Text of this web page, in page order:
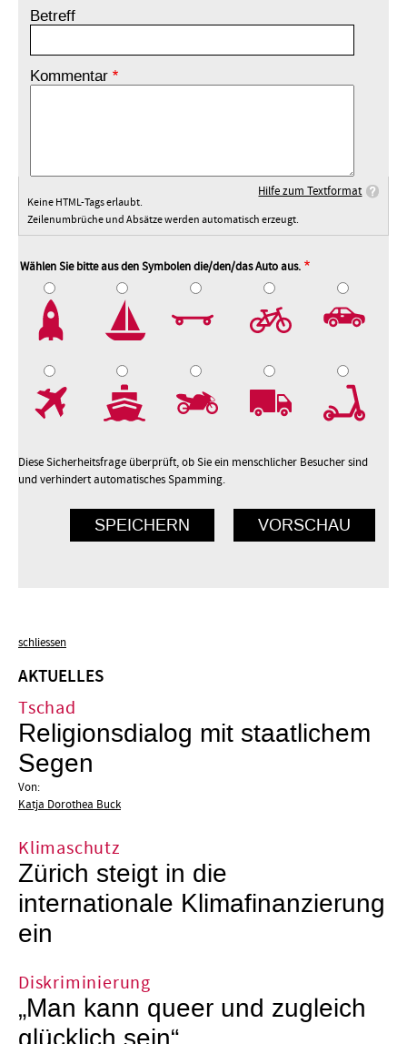
Betreff
Kommentar
Hilfe zum Textformat
Keine HTML-Tags erlaubt.
Zeilenumbrüche und Absätze werden automatisch erzeugt.
Wählen Sie bitte aus den Symbolen die/den/das Auto aus.
Diese Sicherheitsfrage überprüft, ob Sie ein menschlicher Besucher sind
und verhindert automatisches Spamming.
schliessen
AKTUELLES
Tschad
Religionsdialog mit staatlichem
Segen
Von:
Katja Dorothea Buck
Klimaschutz
Zürich steigt in die
internationale Klimafinanzierung
ein
Diskriminierung
„Man kann queer und zugleich